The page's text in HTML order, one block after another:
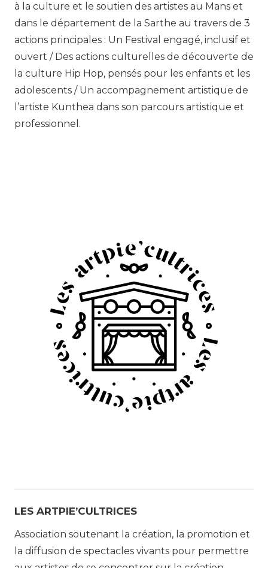
à la culture et le soutien des artistes au Mans et
dans le département de la Sarthe au travers de 3
actions principales : Un Festival engagé, inclusif et
ouvert / Des actions culturelles de découverte de
la culture Hip Hop, pensés pour les enfants et les
adolescents / Un accompagnement artistique de
l’artiste Kunthea dans son parcours artistique et
professionnel.
LES ARTPIE’CULTRICES
Association soutenant la création, la promotion et
la diffusion de spectacles vivants pour permettre